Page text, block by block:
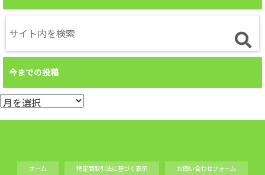
今までの投稿
今
ホーム 特定商取引法に基づく表示 お問い合わせフォーム